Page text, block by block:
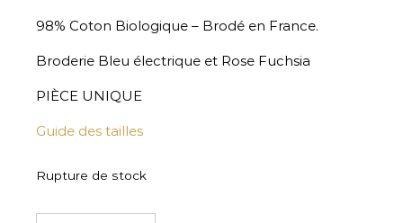
98% Coton Biologique – Brodé en France.
Broderie Bleu électrique et Rose Fuchsia
PIÈCE UNIQUE
Guide des tailles
Rupture de stock